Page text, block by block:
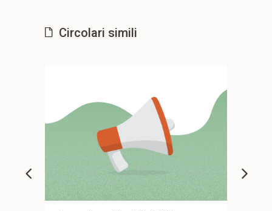
Circolari simili